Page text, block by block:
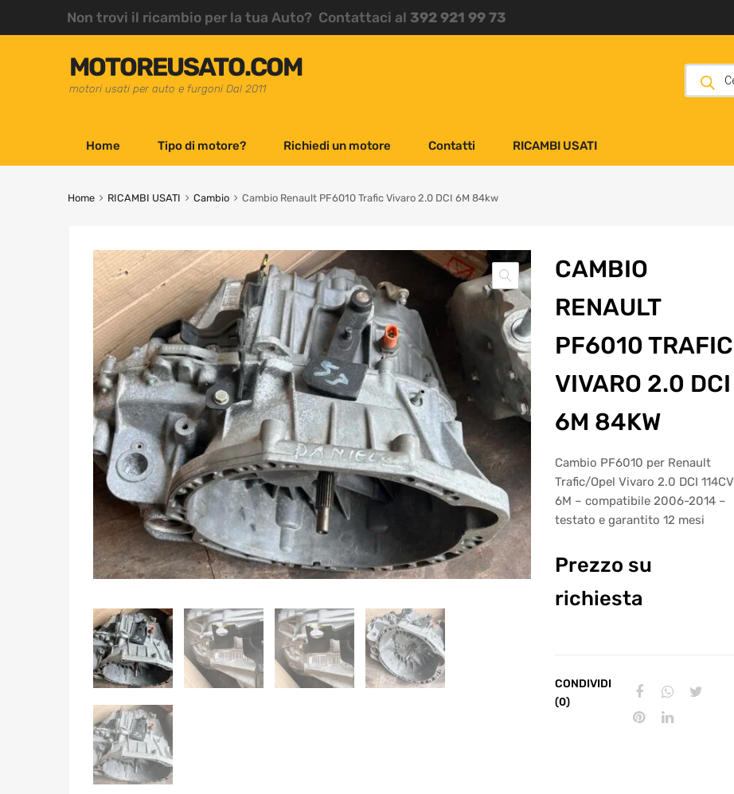
Non trovi il ricambio per la tua Auto? Contattaci al 392 921 99 73
MOTOREUSATO.COM
motori usati per auto e furgoni Dal 2011
Home Tipo di motore? Richiedi un motore Contatti RICAMBI USATI
Home RICAMBI USATI Cambio Cambio Renault PF6010 Trafic Vivaro 2.0 DCI 6M 84kw
CAMBIO
RENAULT
PF6010 TRAFIC
VIVARO 2.0 DCI
6M 84KW
Cambio PF6010 per Renault
Trafic/Opel Vivaro 2.0 DCI 114CV
6M – compatibile 2006-2014 –
testato e garantito 12 mesi
Prezzo su
richiesta
CONDIVIDI
(0)